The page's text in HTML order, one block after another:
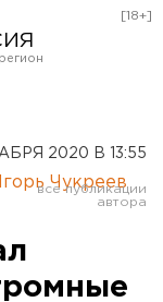
[18+]
2020 В 13:55
Чукреев